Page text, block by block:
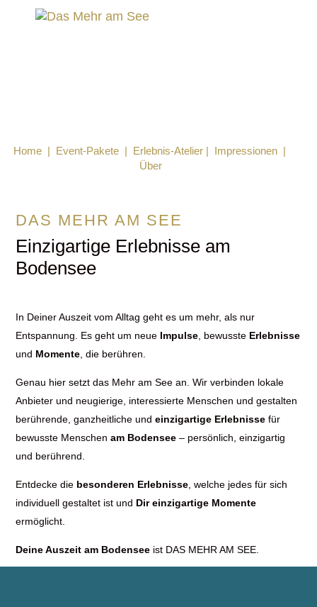
Home| Event-Pakete| Erlebnis-Atelier| Impressionen|
Über
DAS MEHR AM SEE
Einzigartige Erlebnisse am
Bodensee
In Deiner Auszeit vom Alltag geht es um mehr, als nur
Entspannung. Es geht um neue Impulse , bewusste Erlebnisse
und Momente , die berühren.
Genau hier setzt das Mehr am See an. Wir verbinden lokale
Anbieter und neugierige, interessierte Menschen und gestalten
berührende, ganzheitliche undeinzigartige Erlebnisse für
bewusste Menschen am Bodensee – persönlich, einzigartig
und berührend.
Entdecke die besonderen Erlebnisse , welche jedes für sich
individuell gestaltet ist und Dir einzigartige Momente
ermöglicht.
Deine Auszeit am Bodensee ist DAS MEHR AM SEE.